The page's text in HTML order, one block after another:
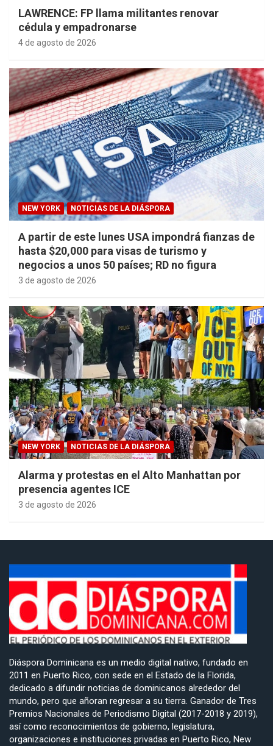
LAWRENCE: FP llama militantes renovar
cédula y empadronarse
4 de agosto de 2026
NEW YORK NOTICIAS DE LA DIÁSPORA
A partir de este lunes USA impondrá fianzas de
hasta $20,000 para visas de turismo y
negocios a unos 50 países; RD no figura
3 de agosto de 2026
NEW YORK NOTICIAS DE LA DIÁSPORA
Alarma y protestas en el Alto Manhattan por
presencia agentes ICE
3 de agosto de 2026
Diáspora Dominicana es un medio digital nativo, fundado en
2011 en Puerto Rico, con sede en el Estado de la Florida,
dedicado a difundir noticias de dominicanos alrededor del
mundo, pero que añoran regresar a su tierra. Ganador de Tres
Premios Nacionales de Periodismo Digital (2017-2018 y 2019),
así como reconocimientos de gobierno, legislatura,
organizaciones e instituciones privadas en Puerto Rico, New